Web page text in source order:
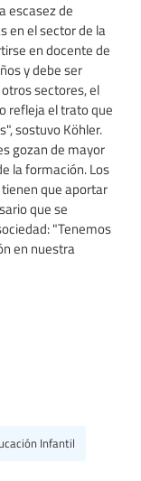
escasez de
en el sector de la
en docente de
y debe ser
sectores, el
refleja el trato que
sostuvo Köhler.
gozan de mayor
la formación. Los
que aportar
que se
"Tenemos
en nuestra
Infantil